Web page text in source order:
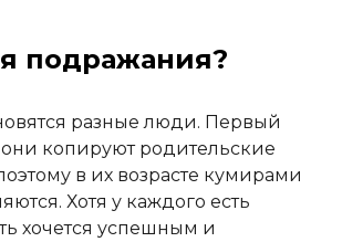
подражания?
разные люди. Первый
копируют родительские
в их возрасте кумирами
Хотя у каждого есть
хочется успешным и